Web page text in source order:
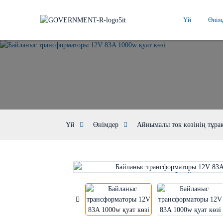
Үй
Үй Өнімдер Айнымалы ток көзінің
Loading...
Loading...